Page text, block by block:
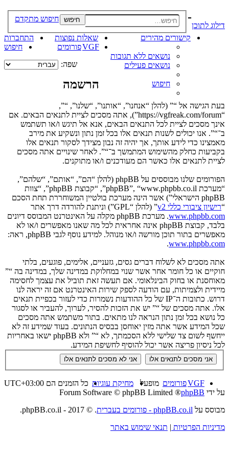
דילוג לתוכן
חיפוש חיפוש מתקדם
קישורים מהירים
נושאים ללא תגובות
נושאים פעילים
חיפוש
שאלות נפוצות
התחברות
VGFפורומים
חיפוש
שפה:
-
הרשמה
בעת הגישה אל “” (להלן “אנחנו”, “אותנו”, “שלנו”, “”,
“https://vgfreak.com/forum”), אתה מסכים לציית לתנאים הבאים. אם
אינך מסכים לציית לכל התנאים הבאים, אנא אל תיגש ו/או תשתמש
ב־“”. אנו יכולים לשנות תנאים אלו בכל זמן נתון ונשקיע את מירב
מאמצינו כדי לידע אותך, אך יהיה זה נבון מצידך לסקור תנאים אלו
בקביעות כחלק מהשימוש המתמשך ב־“”. לאחר שינויים אתה מסכים
לציית לתנאים אלו כאשר הם מעודכנים ו/או מתוקנים.
הפורומים שלנו מבוססים על phpBB (להלן “הם”, “אותם”, “שלהם”,
“מערכת phpBB”, “www.phpbb.co.il”, “קבוצת phpBB”, “צוות
phpBB הישראלי”) אשר הינה מערכת בולטיין המשוחררת תחת הסכם
“רישיון ציבורי כללי v2
” (להלן “GPL”) וניתנת להורדה דרך אתר
www.phpbb.com
. מערכת phpBB מקלה על האינטרנט המבוסס דיונים
בלבד, קבוצת phpBB אינה אחראית לכל מה שאנו מאפשרים ו/או לא
מאפשרים בתור תוכן מורשה ו/או מנוהל. למידע נוסף לגבי phpBB, ראה:
www.phpbb.com
.
אתה מסכים לא לשלוח דברים גסים, גזעניים, אלימים, פוגעים, בלתי
חוקיים או כל חומר אחר אשר שנוי במחלוקת במדינה שלך, במדינה בה “”
מאוחסנת או בחוק הבינלאומי. אם תעשה זאת תוביל את עצמך לחסימה
מיידית ולצמיתות, עם הודעה לספק שירות האינטרנט אם זה יראה לנו
דרוש. כתובות ה־IP של כל ההודעות נשמרות כדי לעזור בכפיית תנאים
אלו. אתה מסכים של “” יש את הזכות להסיר, לערוך, להעביר או לסגור
כל נושא בכל זמן נתון הנראה לנו מתאים. בתור משתמש אתה מסכים
שכל המידע אשר אתה מזין יאוחסן בבסיס הנתונים. בעוד שמידע זה לא
ייחשף לשום צד שלישי ללא הסכמתך, לא “” ולא phpBB ישאו באחריות
לכל ניסיון פריצה אשר יכול להוסיף לחשיפת המידע.
VGFפורומים כל הזמנים הם UTC+03:00 מחיקת עוגיות
מופעל
על ידי phpBB
® Forum Software © phpBB Limited
מבוסס על phpBB.co.il - פורומים בעברית
. © 2017 - phpBB.co.il.
מדיניות הפרטיות | תנאי שימוש באתר